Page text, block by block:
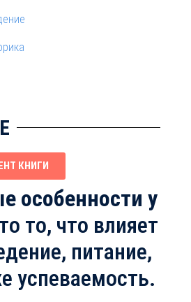
КНИГИ
особенности у
то, что влияет
питание,
успеваемость.